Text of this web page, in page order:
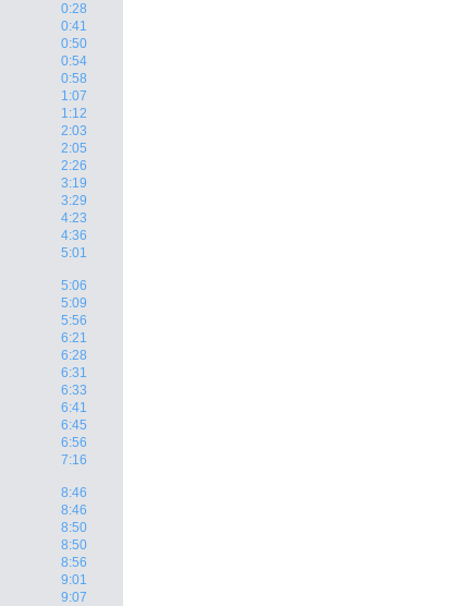
0:28
0:41
0:50
0:54
0:58
1:07
1:12
2:03
2:05
2:26
3:19
3:29
4:23
4:36
5:01
5:06
5:09
5:56
6:21
6:28
6:31
6:33
6:41
6:45
6:56
7:16
8:46
8:46
8:50
8:50
8:56
9:01
9:07